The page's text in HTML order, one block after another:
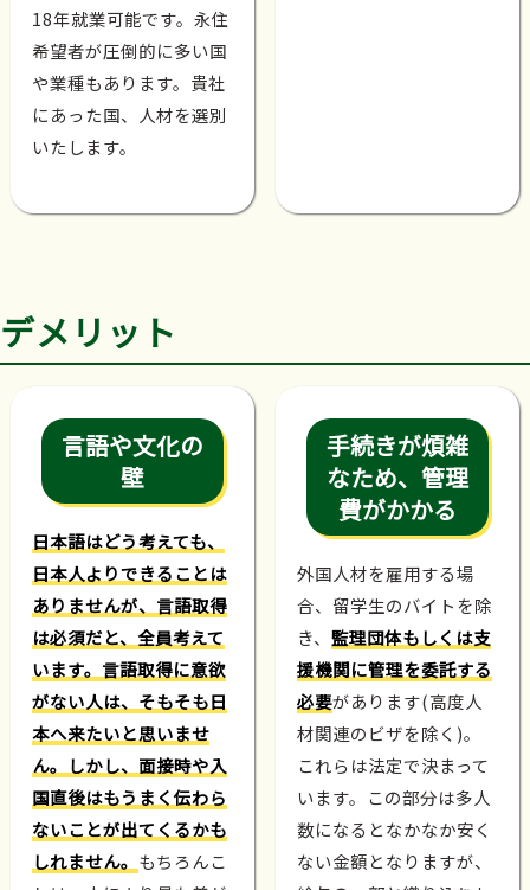
18年就業可能です。永住
希望者が圧倒的に多い国
や業種もあります。貴社
にあった国、人材を選別
いたします。
デメリット
言語や文化の
壁
日本語はどう考えても、
日本人よりできることは
ありませんが、言語取得
は必須だと、全員考えて
います。言語取得に意欲
がない人は、そもそも日
本へ来たいと思いませ
ん。しかし、面接時や入
国直後はもうまく伝わら
ないことが出てくるかも
しれません。 もちろんこ
手続きが煩雑
なため、管理
費がかかる
外国人材を雇用する場
合、留学生のバイトを除
き、 監理団体もしくは支
援機関に管理を委託する
必要があります(高度人
材関連のビザを除く)。
これらは法定で決まって
います。この部分は多人
数になるとなかなか安く
ない金額となりますが、